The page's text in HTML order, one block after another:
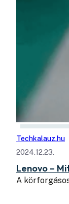
Techkalauz.hu
2024.12.23.
Lenovo –
A